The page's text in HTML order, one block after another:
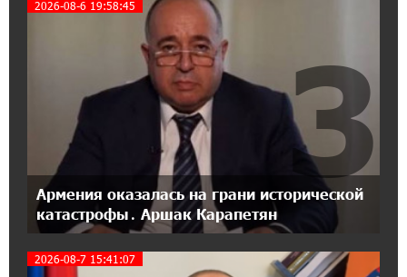
12:55:34 16-07-2026
При поддержке Ucom в Шенаване
установлена солнечная станция мощностью
20:31:19 14-07-2026
Юнибанк разыграет поездку в Италию среди
новых держателей карт Mastercard World
«Travel»
Москва–Баку: есть разногласия, но связи
2026-08-6 19:58:45
Армения оказалась на грани исторической
катастрофы․ Аршак Карапетян
3
2026-08-7 15:41:07